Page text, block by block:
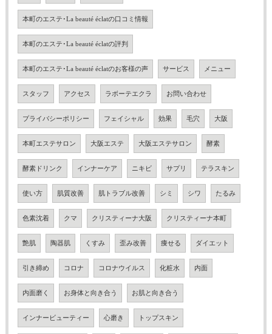
本町のエステ･La beauté éclatの口コミ情報
本町のエステ･La beauté éclatの評判
本町のエステ･La beauté éclatのお客様の声 サービス メニュー
スタッフ アクセス ラボーテエクラ お問い合わせ
プライバシーポリシー フェイシャル 効果 毛穴 大阪
本町エステサロン 大阪エステ 大阪エステサロン 酵素
酵素ドリンク インナーケア ニキビ サプリ テラスキン
使い方 肌質改善 肌トラブル改善 シミ シワ たるみ
色素沈着 クマ クリスティーナ大阪 クリスティーナ本町
艶肌 陶器肌 くすみ 歪み改善 痩せる ダイエット
引き締め コロナ コロナウイルス 化粧水 内面
内面磨く お身体と向き合う お肌と向き合う
インナービューティー 心磨き トップスキン